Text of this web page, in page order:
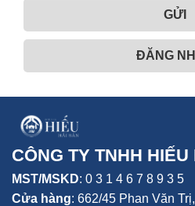
GỬI
ĐĂNG
CÔNG TY TNHH
MST/MSKD: 0 3 1 4 6 7 8 9 3 5
Cửa hàng: 662/45 Phan Văn